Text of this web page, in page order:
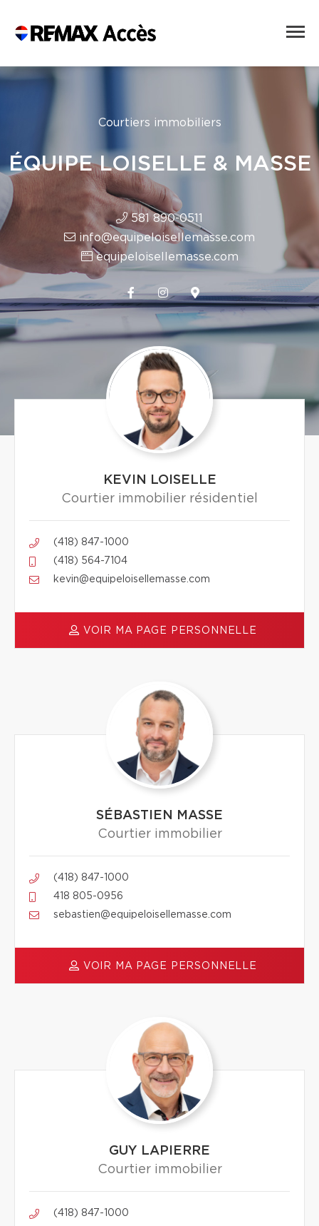
Courtiers immobiliers
ÉQUIPE LOISELLE & MASSE
581 890-0511
info@equipeloisellemasse.com
equipeloisellemasse.com
KEVIN LOISELLE
Courtier immobilier résidentiel
(418) 847-1000
(418) 564-7104
kevin@equipeloisellemasse.com
VOIR MA PAGE PERSONNELLE
SÉBASTIEN MASSE
Courtier immobilier
(418) 847-1000
418 805-0956
sebastien@equipeloisellemasse.com
VOIR MA PAGE PERSONNELLE
GUY LAPIERRE
Courtier immobilier
(418) 847-1000